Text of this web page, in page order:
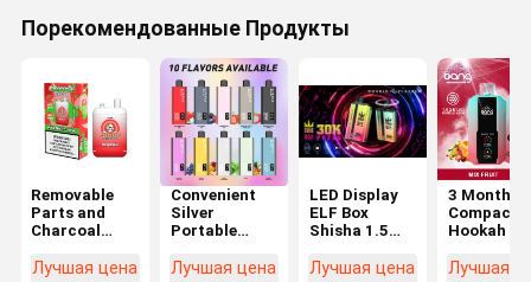
Порекомендованные Продукты
Removable
Parts and
Charcoal
The Ultimate
Лучшая цена
Convenient
Silver
Portable
with LED
Лучшая цена
LED Display
ELF Box
Shisha 1.5
Nicotine
Лучшая цена
3 Month
Compact
Hookah
Smoking
Лучшая